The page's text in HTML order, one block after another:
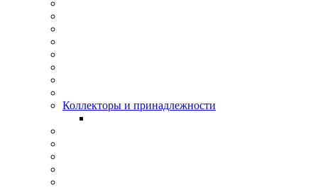
Коллекторы и принадлежности